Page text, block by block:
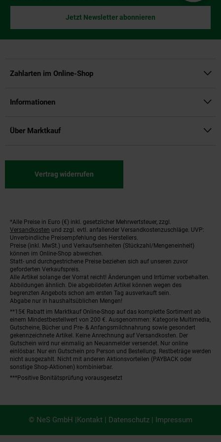
Jetzt Newsletter abonnieren
Zahlarten im Online-Shop
Informationen
Über Marktkauf
Vertrag widerrufen
Fußnoten
*Alle Preise in Euro (€) inkl. gesetzlicher Mehrwertsteuer, zzgl.
Versandkosten und zzgl. evtl. anfallender Versandkostenzuschläge. UVP:
Unverbindliche Preisempfehlung des Herstellers.
Preise (inkl. MwSt.) und Verkaufseinheiten (Stückzahl/Mengeneinheit)
können im Online-Shop abweichen.
Statt- und durchgestrichene Preise beziehen sich auf unseren zuvor
geforderten Verkaufspreis.
Alle Artikel solange der Vorrat reicht! Änderungen und Irrtümer vorbehalten.
Abbildungen ähnlich. Die abgebildeten Artikel können wegen des
begrenzten Angebots schon am ersten Tag ausverkauft sein.
Abgabe nur in haushaltsüblichen Mengen!
**15€ Rabatt im Marktkauf Online-Shop auf das komplette Sortiment ab
einem Mindestbestellwert von 200 €. Ausgenommen: Kategorie Multimedia,
Gutscheine, Bücher und Pre- & Anfangsmilchnahrung sowie gesondert
gekennzeichnete Artikel. Keine Anrechnung auf Versandkosten. Der
Gutschein wird nur einmalig an Neuanmelder versendet. Nur online
einlösbar. Nur ein Gutschein pro Person und Bestellung. Restbeträge werden
nicht ausgezahlt. Nicht mit anderen Aktionsvorteilen (PAYBACK oder
sonstige Shop-Aktionen) kombinierbar.
***Positive Bonitätsprüfung vorausgesetzt
© NeS GmbH |Kontakt | Datenschutz | Impressum